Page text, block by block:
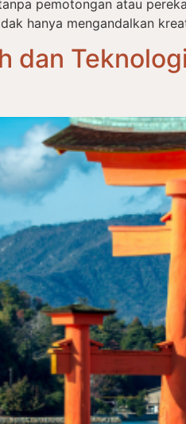
pemotongan atau
hanya mengandalkan
dan